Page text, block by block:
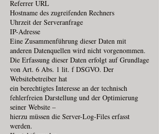
Referrer URL
Hostname des zugreifenden Rechners
Uhrzeit der Serveranfrage
IP-Adresse
Eine Zusammenführung dieser Daten mit
anderen Datenquellen wird nicht vorgenommen.
Die Erfassung dieser Daten erfolgt auf Grundlage
von Art. 6 Abs. 1 lit. f DSGVO. Der
Websitebetreiber hat
ein berechtigtes Interesse an der technisch
fehlerfreien Darstellung und der Optimierung
seiner Website –
hierzu müssen die Server-Log-Files erfasst
werden.